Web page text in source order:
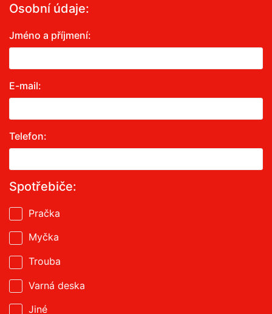
Osobní údaje:
Jméno a příjmení:
E-mail:
Telefon:
Spotřebiče:
Pračka
Myčka
Trouba
Varná deska
Jiné